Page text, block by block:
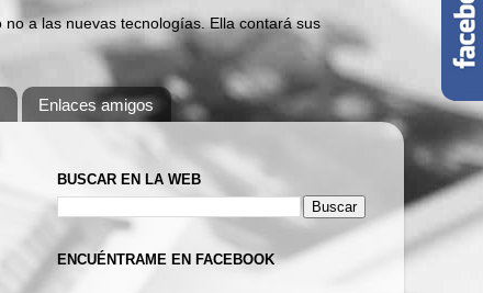
a las nuevas tecnologías. Ella contará sus
Enlaces amigos
BUSCAR EN LA WEB
ENCUÉNTRAME EN FACEBOOK